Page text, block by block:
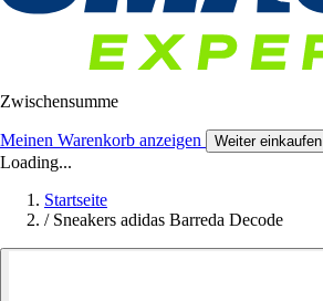
Zwischensumme
Meinen Warenkorb anzeigen Weiter einkaufen
Loading...
Startseite
/ Sneakers adidas Barreda Decode